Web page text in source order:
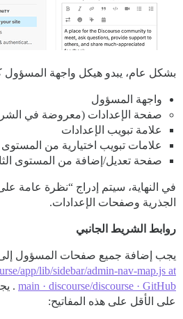
بشكل عام، يبدو هيكل واجهة المسؤول
واجهة المسؤول
صفحة الإعدادات (معروضة في
علامة تبويب الإعدادات
علامات تبويب اختيارية من المستوى
صفحة تعديل/إضافة من المستوى
في النهاية، سيتم إدراج “نظرة عامة
الجذرية وصفحات الإعدادات.
روابط الشريط الجانبي
يجب إضافة جميع صفحات المسؤول
app/lib/sidebar/admin-nav-map.js at
main · discourse/discourse · GitHub
.
على الأقل على هذه المفاتيح: